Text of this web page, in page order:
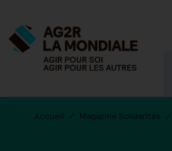
Accueil Magazine Solidarités